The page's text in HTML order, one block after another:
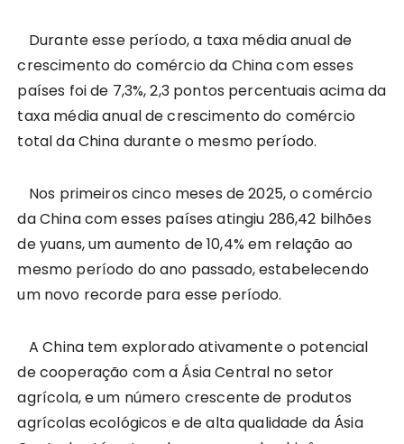
Durante esse período, a taxa média anual de
crescimento do comércio da China com esses
países foi de 7,3%, 2,3 pontos percentuais acima da
taxa média anual de crescimento do comércio
total da China durante o mesmo período.
Nos primeiros cinco meses de 2025, o comércio
da China com esses países atingiu 286,42 bilhões
de yuans, um aumento de 10,4% em relação ao
mesmo período do ano passado, estabelecendo
um novo recorde para esse período.
A China tem explorado ativamente o potencial
de cooperação com a Ásia Central no setor
agrícola, e um número crescente de produtos
agrícolas ecológicos e de alta qualidade da Ásia